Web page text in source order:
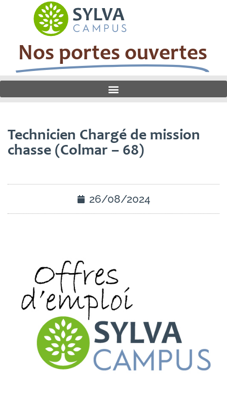
Nos portes ouvertes
Technicien Chargé de mission
chasse (Colmar – 68)
26/08/2024